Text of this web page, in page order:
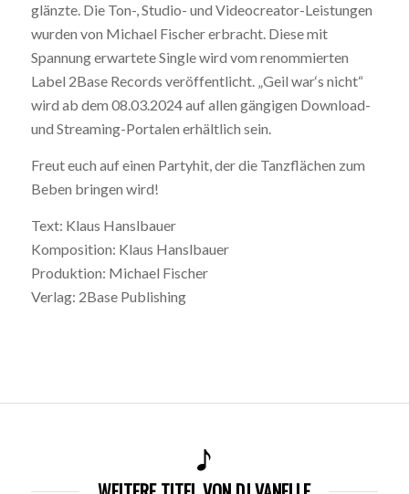
glänzte. Die Ton-, Studio- und Videocreator-Leistungen
wurden von Michael Fischer erbracht. Diese mit
Spannung erwartete Single wird vom renommierten
Label 2Base Records veröffentlicht. „Geil war‘s nicht“
wird ab dem 08.03.2024 auf allen gängigen Download-
und Streaming-Portalen erhältlich sein.
Freut euch auf einen Partyhit, der die Tanzflächen zum
Beben bringen wird!
Text: Klaus Hanslbauer
Komposition: Klaus Hanslbauer
Produktion: Michael Fischer
Verlag: 2Base Publishing